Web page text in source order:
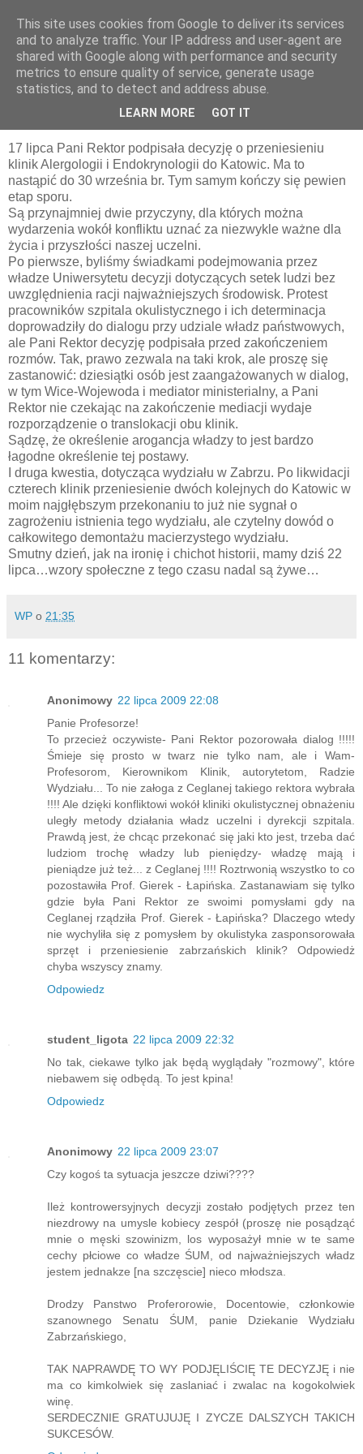
pluskiewicz.blogspot.com
środa, 22 lipca 2009
Najsmutniejszy wpis na tym blogu
17 lipca Pani Rektor podpisała decyzję o przeniesieniu
klinik Alergologii i Endokrynologii do Katowic. Ma to
nastąpić do 30 września br. Tym samym kończy się pewien
etap sporu.
Są przynajmniej dwie przyczyny, dla których można
wydarzenia wokół konfliktu uznać za niezwykle ważne dla
życia i przyszłości naszej uczelni.
Po pierwsze, byliśmy świadkami podejmowania przez
władze Uniwersytetu decyzji dotyczących setek ludzi bez
uwzględnienia racji najważniejszych środowisk. Protest
pracowników szpitala okulistycznego i ich determinacja
doprowadziły do dialogu przy udziale władz państwowych,
ale Pani Rektor decyzję podpisała przed zakończeniem
rozmów. Tak, prawo zezwala na taki krok, ale proszę się
zastanowić: dziesiątki osób jest zaangażowanych w dialog,
w tym Wice-Wojewoda i mediator ministerialny, a Pani
Rektor nie czekając na zakończenie mediacji wydaje
rozporządzenie o translokacji obu klinik.
Sądzę, że określenie arogancja władzy to jest bardzo
łagodne określenie tej postawy.
I druga kwestia, dotycząca wydziału w Zabrzu. Po likwidacji
czterech klinik przeniesienie dwóch kolejnych do Katowic w
moim najgłębszym przekonaniu to już nie sygnał o
zagrożeniu istnienia tego wydziału, ale czytelny dowód o
całkowitego demontażu macierzystego wydziału.
Smutny dzień, jak na ironię i chichot historii, mamy dziś 22
lipca…wzory społeczne z tego czasu nadal są żywe…
WP o 21:35
11 komentarzy:
Anonimowy 22 lipca 2009 22:08
Panie Profesorze!
To przecież oczywiste- Pani Rektor pozorowała dialog !!!!!
Śmieje się prosto w twarz nie tylko nam, ale i Wam-
Profesorom, Kierownikom Klinik, autorytetom, Radzie
Wydziału... To nie załoga z Ceglanej takiego rektora wybrała
!!!! Ale dzięki konfliktowi wokół kliniki okulistycznej obnażeniu
uległy metody działania władz uczelni i dyrekcji szpitala.
Prawdą jest, że chcąc przekonać się jaki kto jest, trzeba dać
ludziom trochę władzy lub pieniędzy- władzę mają i
pieniądze już też... z Ceglanej !!!! Roztrwonią wszystko to co
pozostawiła Prof. Gierek - Łapińska. Zastanawiam się tylko
gdzie była Pani Rektor ze swoimi pomysłami gdy na
Ceglanej rządziła Prof. Gierek - Łapińska? Dlaczego wtedy
nie wychyliła się z pomysłem by okulistyka zasponsorowała
sprzęt i przeniesienie zabrzańskich klinik? Odpowiedż
chyba wszyscy znamy.
Odpowiedz
student_ligota 22 lipca 2009 22:32
No tak, ciekawe tylko jak będą wyglądały "rozmowy", które
niebawem się odbędą. To jest kpina!
Odpowiedz
Anonimowy 22 lipca 2009 23:07
Czy kogoś ta sytuacja jeszcze dziwi????
Ileż kontrowersyjnych decyzji zostało podjętych przez ten
niezdrowy na umysle kobiecy zespół (proszę nie posądząć
mnie o męski szowinizm, los wyposażył mnie w te same
cechy płciowe co władze ŚUM, od najważniejszych władz
jestem jednakze [na szczęscie] nieco młodsza.
Drodzy Panstwo Proferorowie, Docentowie, członkowie
szanownego Senatu ŚUM, panie Dziekanie Wydziału
Zabrzańskiego,
TAK NAPRAWDĘ TO WY PODJĘLIŚCIĘ TE DECYZJĘ i nie
ma co kimkolwiek się zaslaniać i zwalac na kogokolwiek
winę.
SERDECZNIE GRATUJUJĘ I ZYCZE DALSZYCH TAKICH
SUKCESÓW.
This site uses cookies from Google to deliver its services
and to analyze traffic. Your IP address and user-agent are
shared with Google along with performance and security
metrics to ensure quality of service, generate usage
statistics, and to detect and address abuse.
LEARN MORE GOT IT